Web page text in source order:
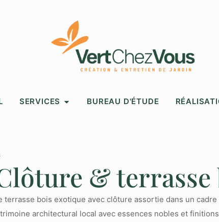
SERVICES BUREAU D'ÉTUDE
& terrasse
terrasse bois exotique avec clôture assortie dans un
architectural local avec essences nobles et